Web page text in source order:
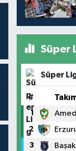
Süper
Süper
#
1 Amed
2
3